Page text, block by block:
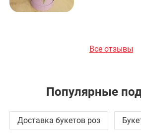
Все отзывы
Популярные
Доставка букетов роз